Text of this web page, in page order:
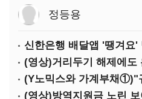
정등용
신한은행 배달앱 '땡겨요'
(영상)거리두기 해제에도
(영상)방역지원금 노린